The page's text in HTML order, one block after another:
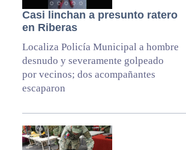
Casi linchan a presunto ratero
en Riberas
Localiza Policía Municipal a hombre
desnudo y severamente golpeado
por vecinos; dos acompañantes
escaparon